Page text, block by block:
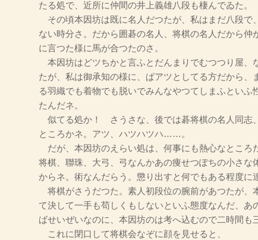
たる処で、近所に仲間の井上義雄八段も棲んでゐた。
その頃本因坊は既に名人だつたが、私はまだ八段で
ない時分さ。だから囲碁の名人、将棋の名人だから仲
に言つた様に馬が合つたのさ。
本因坊はどツちかと言ふとだんまりでむつつり屋、
たが、私は御承知の様に、ぱアツとしてる方だから、
る羽織でも着物でも脱いでみんなやつてしまふといふ
たんだネ。
似てる処か！ さうさな、後では碁将棋の名人同志
ところかネ。アツ、ハツハツハ……。
だが、本因坊のえらい処は、何事にも熱心なところ
将棋、聯珠、大弓、弓なんかあの痩せつぽちの小さな
からネ。術なんだらう。懲り出すと何でもある程度に
将棋がさうだつた。素人初段位の腕前があつたが、
て決して一手も苟しくもしないといふ態度なんだ、あ
ばせいぜいなのに、本因坊のは考へ込むので二時間も
これに閉口して将棋会なぞに顔を見せると、